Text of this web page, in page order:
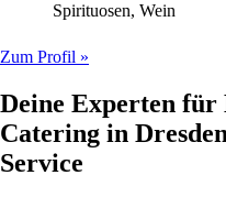
Spirituosen, Wein
Zum Profil »
Deine Experten
Catering in
Service